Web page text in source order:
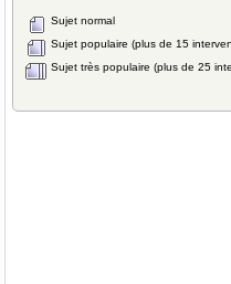
Sujet normal
Sujet populaire (plus de 15
Sujet très populaire (plus de 25